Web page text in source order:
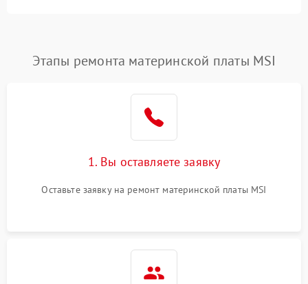
Этапы ремонта материнской платы MSI
1. Вы оставляете заявку
Оставьте заявку на ремонт материнской платы MSI